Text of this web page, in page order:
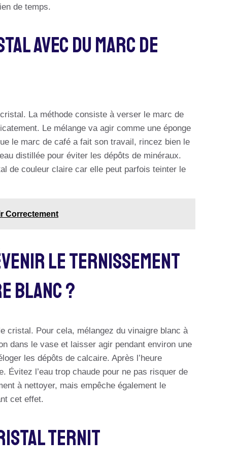
de temps.
Avec Du Marc De
La méthode consiste à verser le marc de
Le mélange va agir comme une éponge
le marc de café a fait son travail, rincez bien le
distillée pour éviter les dépôts de minéraux.
de couleur claire car elle peut parfois teinter le
Correctement
Le Ternissement
Blanc ?
cristal. Pour cela, mélangez du vinaigre blanc à
dans le vase et laisser agir pendant environ une
les dépôts de calcaire. Après l’heure
Évitez l’eau trop chaude pour ne pas risquer de
à nettoyer, mais empêche également le
cet effet.
Ternit